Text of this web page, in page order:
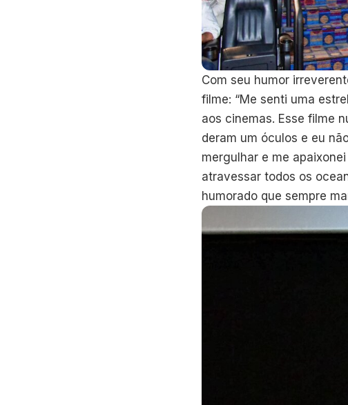
Com seu humor
filme: “Me senti uma
aos cinemas. Esse filme
deram um óculos e eu
mergulhar e me
atravessar todos os
humorado que sempre